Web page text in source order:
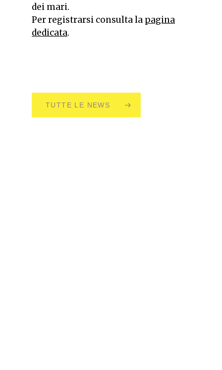
dei mari.
Per registrarsi consulta la pagina
dedicata.
TUTTE LE NEWS